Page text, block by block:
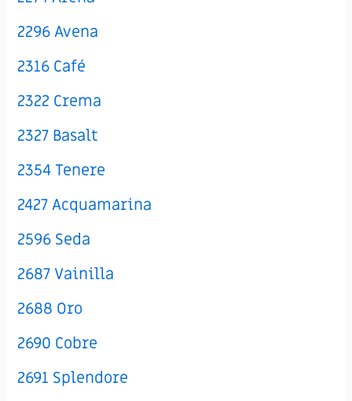
2296 Avena
2316 Café
2322 Crema
2327 Basalt
2354 Tenere
2427 Acquamarina
2596 Seda
2687 Vainilla
2688 Oro
2690 Cobre
2691 Splendore